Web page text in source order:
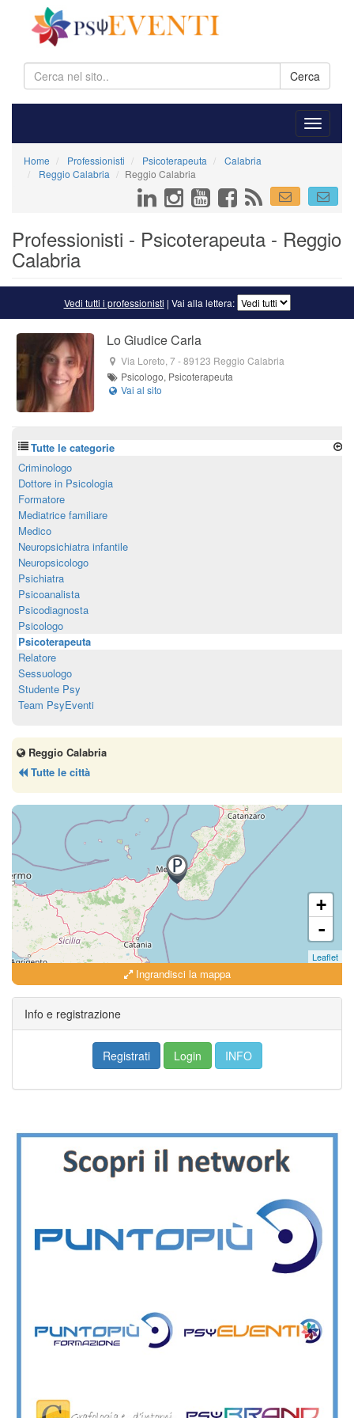
Cerca
Home Professionisti Psicoterapeuta
Calabria
Reggio Calabria
Reggio Calabria
Professionisti - Psicoterapeuta - Reggio
Calabria
Vedi tutti i professionisti | Vai alla lettera:
Lo Giudice Carla
Via Loreto, 7-89123 Reggio Calabria
Psicologo, Psicoterapeuta
Tutte le categorie
Criminologo
Dottore in Psicologia
Formatore
Mediatrice familiare
Medico
Neuropsichiatra infantile
Neuropsicologo
Psichiatra
Psicoanalista
Psicodiagnosta
Psicologo
Psicoterapeuta
Relatore
Sessuologo
Studente Psy
Team PsyEventi
Reggio Calabria
Tutte le città
+
-
Leaflet
Ingrandisci la mappa
Info e registrazione
Registrati Login INFO